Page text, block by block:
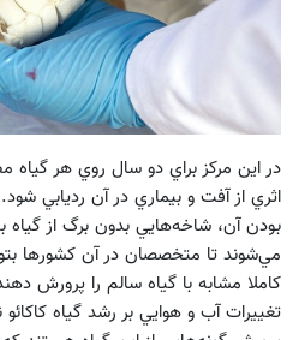
در اين مركز براي دو سال روي هر گياه
اثري از آفت و بيماري در آن رديابي
بودن آن، شاخه‌هايي بدون برگ از گياه
مي‌شوند تا متخصصان در آن كشورها
كاملا مشابه با گياه سالم را پرورش
تغييرات آب و هوايي بر رشد گياه